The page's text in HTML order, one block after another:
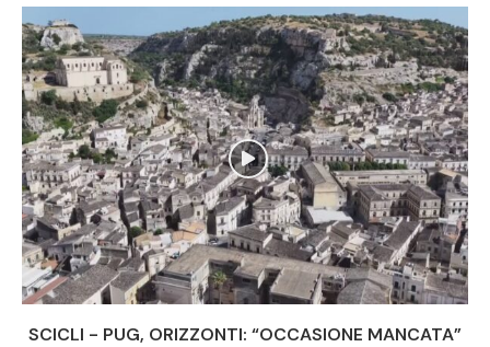
SCICLI - PUG, ORIZZONTI: “OCCASIONE MANCATA”